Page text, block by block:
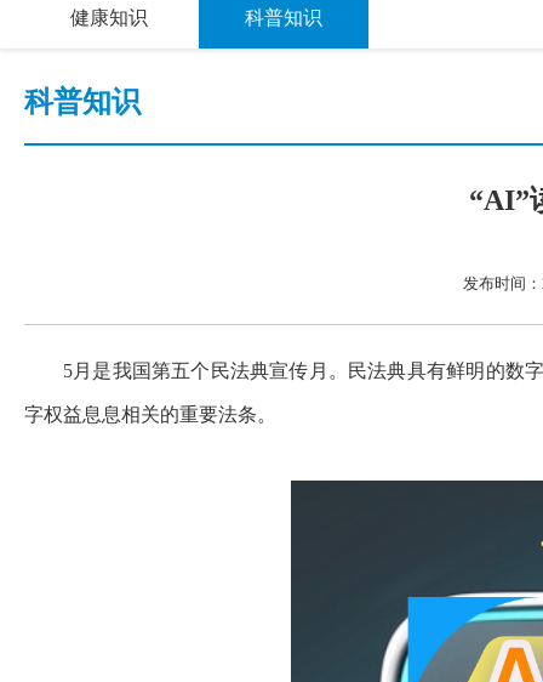
健康知识 科普知识
科普知识
“AI”
发布时间
5月是我国第五个民法典宣传月。民法典具有鲜明的
字权益息息相关的重要法条。